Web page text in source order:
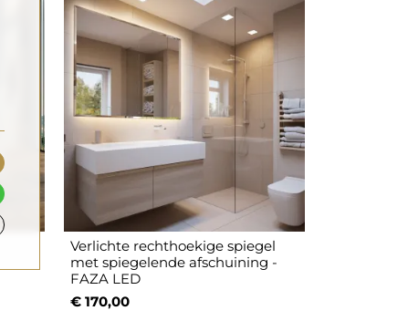
Verlichte rechthoekige spiegel
met spiegelende afschuining -
FAZA LED
€ 170,00